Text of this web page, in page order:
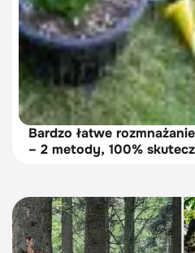
Bardzo łatwe
– 2 metody, 100%